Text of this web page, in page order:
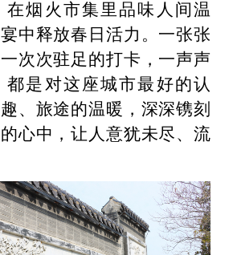
烟火市集里品味人间温
中释放春日活力。一张张
次次驻足的打卡，一声声
是对这座城市最好的认
、旅途的温暖，深深镌刻
心中，让人意犹未尽、流